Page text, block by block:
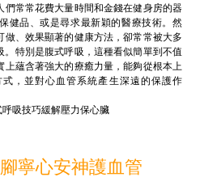
們常常花費大量時間和金錢在健身房的器
健品、或是尋求最新穎的醫療技術。然
做、效果顯著的健康方法，卻常常被大多
特別是腹式呼吸，這種看似簡單到不值
上蘊含著強大的療癒力量，能夠從根本上
，並對心血管系統產生深遠的保護作
吸技巧緩解壓力保心臟
寧心安神護血管